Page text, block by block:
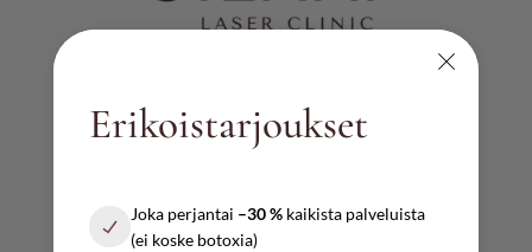
Erikoistarjoukset
Joka perjantai –30 %kaikista palveluista
(ei koske botoxia)
AUKIOLOAJAT
10:00 – 17:00